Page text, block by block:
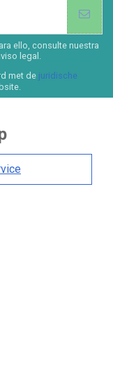
ello, consulte nuestra
legal.
met de juridische